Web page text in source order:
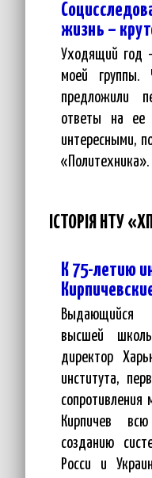
жизнь –
Уходящий год
моей
предложили
ответы на ее
интересными,
«Политехника».
ІСТОРІЯ НТУ
К 75-летию
Выдающийся
высшей
директор
института,
сопротивления
Кирпичев
созданию
Росси и